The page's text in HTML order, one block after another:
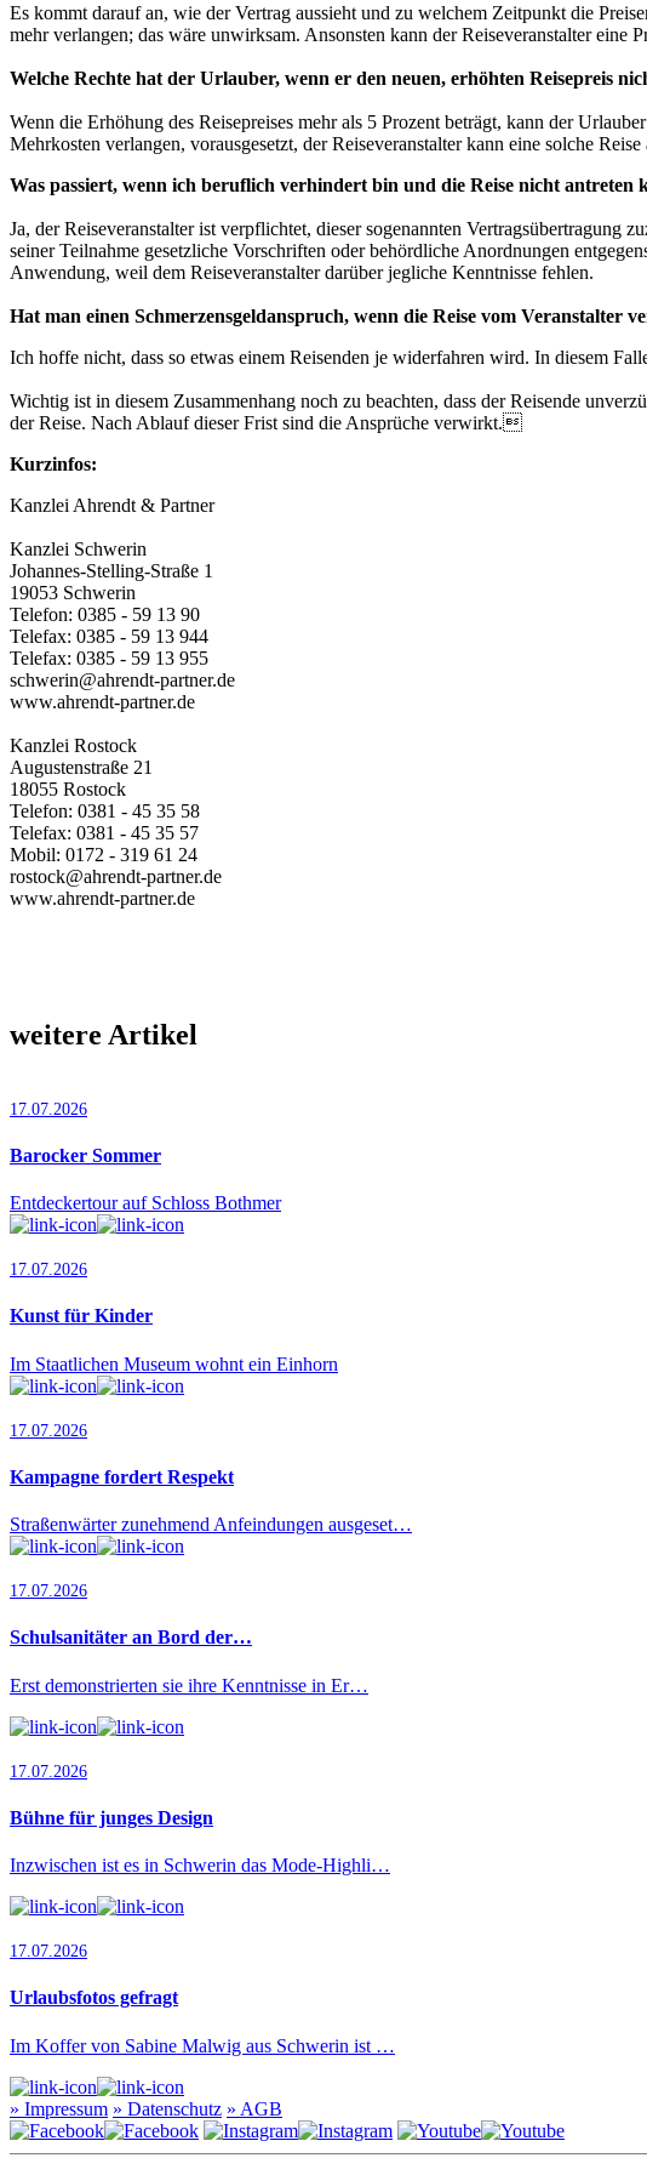
Es kommt darauf an, wie der Vertrag aussieht und zu welchem Zeitpunkt die
mehr verlangen; das wäre unwirksam. Ansonsten kann der Reiseveranstalter
Welche Rechte hat der Urlauber, wenn er den neuen, erhöhten Reisepreis
Wenn die Erhöhung des Reisepreises mehr als 5 Prozent beträgt, kann der
Mehrkosten verlangen, vorausgesetzt, der Reiseveranstalter kann eine solche Reise
Was passiert, wenn ich beruflich verhindert bin und die Reise nicht
Ja, der Reiseveranstalter ist verpflichtet, dieser sogenannten Vertragsübertragung
seiner Teilnahme gesetzliche Vorschriften oder behördliche Anordnungen
Anwendung, weil dem Reiseveranstalter darüber jegliche Kenntnisse fehlen.
Hat man einen Schmerzensgeldanspruch, wenn die Reise vom Veranstalter
Ich hoffe nicht, dass so etwas einem Reisenden je widerfahren wird. In diesem
Wichtig ist in diesem Zusammenhang noch zu beachten, dass der Reisende
der Reise. Nach Ablauf dieser Frist sind die Ansprüche verwirkt.
Kurzinfos:
Kanzlei Ahrendt & Partner
Kanzlei Schwerin
Johannes-Stelling-Straße 1
19053 Schwerin
Telefon: 0385 - 59 13 90
Telefax: 0385 - 59 13 944
Telefax: 0385 - 59 13 955
schwerin@ahrendt-partner.de
www.ahrendt-partner.de
Kanzlei Rostock
Augustenstraße 21
18055 Rostock
Telefon: 0381 - 45 35 58
Telefax: 0381 - 45 35 57
Mobil: 0172 - 319 61 24
rostock@ahrendt-partner.de
www.ahrendt-partner.de
weitere Artikel
17.07.2026
Barocker Sommer
Entdeckertour auf Schloss Bothmer
17.07.2026
Kunst für Kinder
Im Staatlichen Museum wohnt ein Einhorn
17.07.2026
Kampagne fordert Respekt
Straßenwärter zunehmend Anfeindungen ausgeset…
17.07.2026
Schulsanitäter an Bord der…
Erst demonstrierten sie ihre Kenntnisse in Er…
17.07.2026
Bühne für junges Design
Inzwischen ist es in Schwerin das Mode-Highli…
17.07.2026
Urlaubsfotos gefragt
Im Koffer von Sabine Malwig aus Schwerin ist …
» Impressum » Datenschutz » AGB